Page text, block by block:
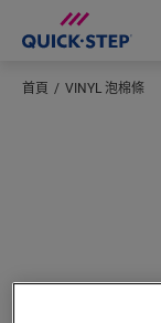
首頁 VINYL 泡棉條